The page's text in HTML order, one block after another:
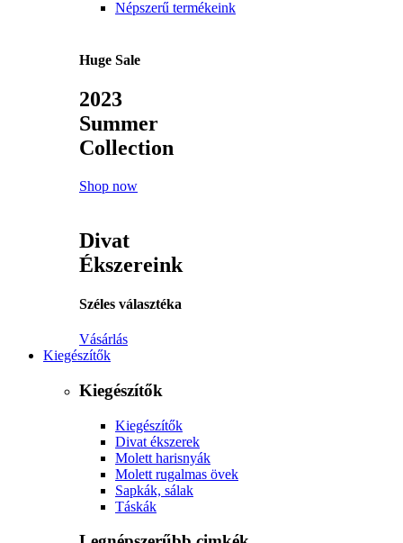
Népszerű termékeink
Huge Sale
2023
Summer
Collection
Shop now
Divat
Ékszereink
Széles választéka
Vásárlás
Kiegészítők
Kiegészítők
Kiegészítők
Divat ékszerek
Molett harisnyák
Molett rugalmas övek
Sapkák, sálak
Táskák